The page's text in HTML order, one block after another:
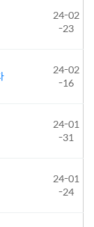
24-02
-23
24-02
-16
24-01
-31
24-01
-24